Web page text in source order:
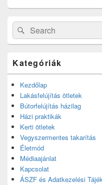
Search
for:
Search
Kategóriák
Kezdőlap
Lakásfelújítás ötletek
Bútorfelújítás házilag
Házi praktikák
Kerti ötletek
Vegyszermentes takarítás
Életmód
Médiaajánlat
Kapcsolat
ÁSZF és Adatkezelési